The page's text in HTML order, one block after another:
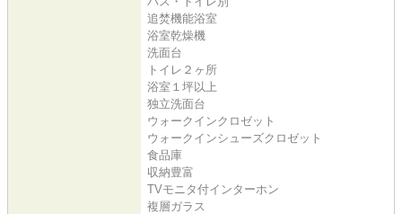
追焚機能浴室
浴室乾燥機
洗面台
トイレ２ヶ所
浴室１坪以上
独立洗面台
ウォークインクロゼット
ウォークインシューズクロゼット
食品庫
収納豊富
TVモニタ付インターホン
複層ガラス